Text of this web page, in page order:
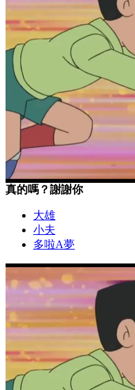
真的嗎？謝謝你
大雄
小夫
多啦A夢